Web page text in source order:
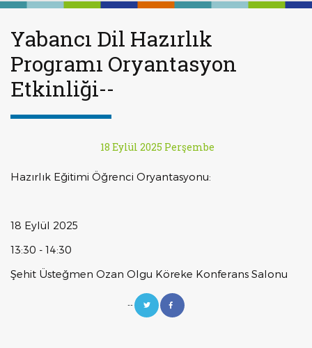
Yabancı Dil Hazırlık
Programı Oryantasyon
Etkinliği--
18 Eylül 2025 Perşembe
Hazırlık Eğitimi Öğrenci Oryantasyonu:
18 Eylül 2025
13:30 - 14:30
Şehit Üsteğmen Ozan Olgu Köreke Konferans Salonu
--